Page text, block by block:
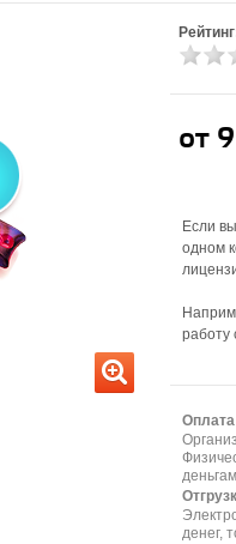
от
Если
одном
работу
Оплата
денег,